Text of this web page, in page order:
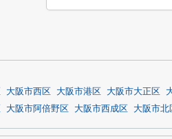
大阪市西区 大阪市港区 大阪市大正区
大阪市阿倍野区 大阪市西成区 大阪市北